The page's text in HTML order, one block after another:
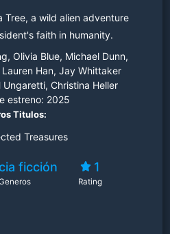
Tree, a wild alien adventure
faith in humanity.
Olivia Blue, Michael Dunn,
Han, Jay Whittaker
Ungaretti, Christina Heller
estreno: 2025
Titulos:
Treasures
ficción 1
Rating